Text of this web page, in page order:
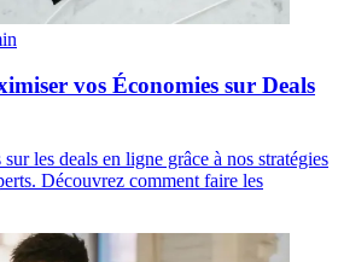
vos Économies sur Deals
les deals en ligne grâce à nos stratégies
Découvrez comment faire les